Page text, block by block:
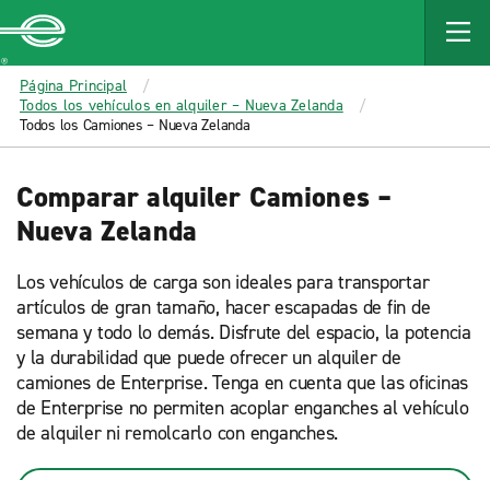
MAIN
CONTENT
Enterprise
Página Principal
Todos los vehículos en alquiler – Nueva Zelanda
Todos los Camiones – Nueva Zelanda
Comparar alquiler Camiones –
Nueva Zelanda
Los vehículos de carga son ideales para transportar
artículos de gran tamaño, hacer escapadas de fin de
semana y todo lo demás. Disfrute del espacio, la potencia
y la durabilidad que puede ofrecer un alquiler de
camiones de Enterprise. Tenga en cuenta que las oficinas
de Enterprise no permiten acoplar enganches al vehículo
de alquiler ni remolcarlo con enganches.